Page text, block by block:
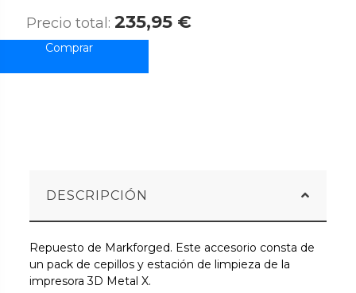
Precio total:235,95 €
DESCRIPCIÓN
Repuesto de Markforged. Este accesorio consta de
un pack de cepillos y estación de limpieza de la
impresora 3D Metal X.